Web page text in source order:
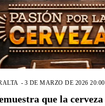
- 3 DE MARZO DE 2026 20:00
que la cerveza